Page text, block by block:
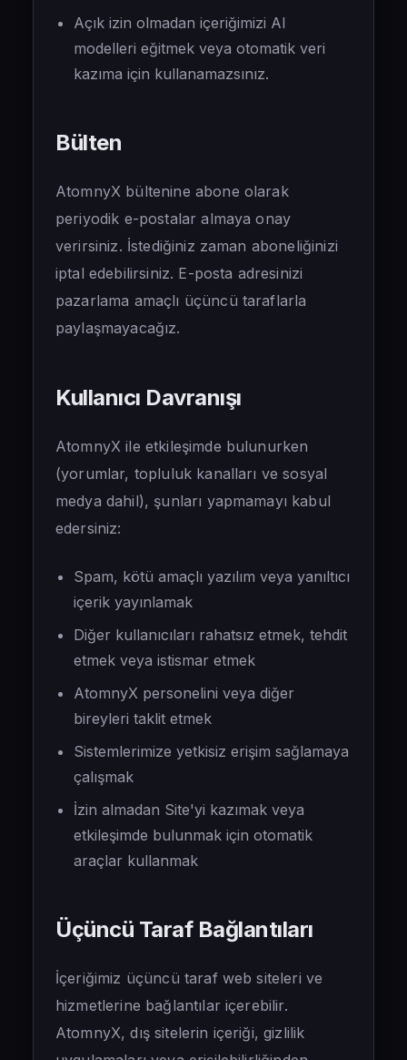
Açık izin olmadan içeriğimizi AI
modelleri eğitmek veya otomatik veri
kazıma için kullanamazsınız.
Bülten
AtomnyX bültenine abone olarak
periyodik e-postalar almaya onay
verirsiniz. İstediğiniz zaman aboneliğinizi
iptal edebilirsiniz. E-posta adresinizi
pazarlama amaçlı üçüncü taraflarla
paylaşmayacağız.
Kullanıcı Davranışı
AtomnyX ile etkileşimde bulunurken
(yorumlar, topluluk kanalları ve sosyal
medya dahil), şunları yapmamayı kabul
edersiniz:
Spam, kötü amaçlı yazılım veya yanıltıcı
içerik yayınlamak
Diğer kullanıcıları rahatsız etmek, tehdit
etmek veya istismar etmek
AtomnyX personelini veya diğer
bireyleri taklit etmek
Sistemlerimize yetkisiz erişim sağlamaya
çalışmak
İzin almadan Site'yi kazımak veya
etkileşimde bulunmak için otomatik
araçlar kullanmak
Üçüncü Taraf Bağlantıları
İçeriğimiz üçüncü taraf web siteleri ve
hizmetlerine bağlantılar içerebilir.
AtomnyX, dış sitelerin içeriği, gizlilik